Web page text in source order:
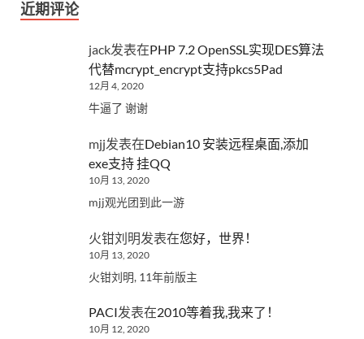
近期评论
jack发表在PHP 7.2 OpenSSL实现DES算法
代替mcrypt_encrypt支持pkcs5Pad
12月 4, 2020
牛逼了 谢谢
mjj发表在Debian10 安装远程桌面,添加
exe支持 挂QQ
10月 13, 2020
mjj观光团到此一游
火钳刘明发表在您好，世界！
10月 13, 2020
火钳刘明, 11年前版主
PACI发表在2010等着我,我来了！
10月 12, 2020